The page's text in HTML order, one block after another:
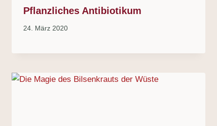
Pflanzliches Antibiotikum
24. März 2020